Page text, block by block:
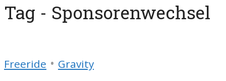
Tag - Sponsorenwechsel
Freeride • Gravity